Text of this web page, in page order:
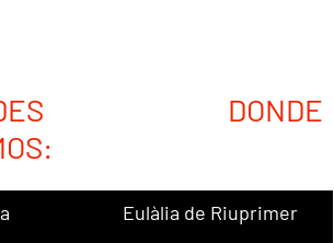
DONDE
Eulàlia de Riuprimer